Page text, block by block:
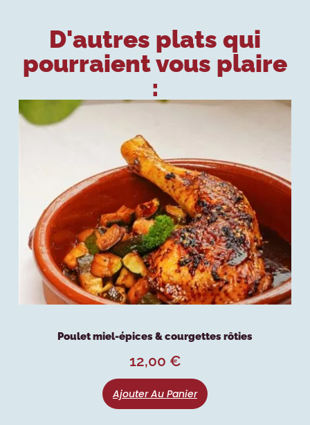
D'autres plats qui
pourraient vous plaire
:
Poulet miel-épices & courgettes rôties
12,00 €
Ajouter Au Panier